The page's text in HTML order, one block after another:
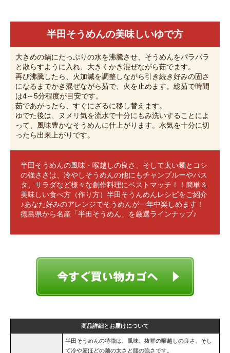
半田そうめんの美味しいゆで方
大きめの鍋にたっぷりの水を沸騰させ、そうめんをパラパラ
と散らすように入れ、大きくかき混ぜながら茹でます。
再び沸騰したら、火加減を調整しながら引き続き好みの固さ
になるまでかき混ぜながら茹で、火を止めます。総茹で時間
は4～5分程度が目安です。
茹であがったら、すぐにざるに移し替えます。
ゆでた後は、ヌメリ気を流水で十分にもみ洗いすることによ
って、風味豊かなそうめんに仕上がります。水気を十分に切
ったら出来上がりです。
半田そうめんの風味・喉越しの良さ、そして太い麺とコシ
の強ささは、冷やしそうめんの他にもチャンプルーやパス
タ、サラダなど様々な創作料理にベストマッチ！！簡単＆
美味しい食べ方（作り方）半田そうんめんレシピをご紹介
♪あなた好みのアレンジでそうめんが一年中楽しめます！
徳島県から名産「半田そうめん」を厳選ラインナップ♪
商品詳細とお届けについて
半田そうめんの特徴は、風味、抜群の喉越しの良さ、そし
て冷や麦ほどの麺の太さと腰の強さです。